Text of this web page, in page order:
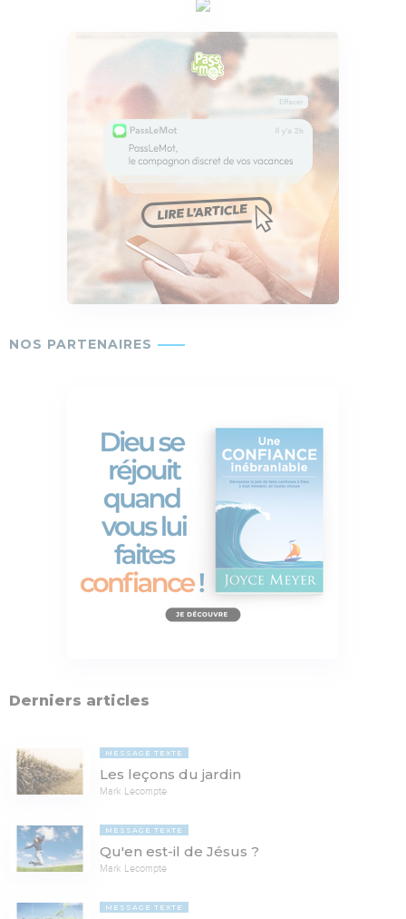
Derniers articles
MESSAGE TEXTE
Les leçons du jardin
Mark Lecompte
MESSAGE TEXTE
Qu'en est-il de Jésus ?
Mark Lecompte
MESSAGE TEXTE